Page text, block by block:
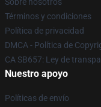
Términos y condiciones
Política de privacidad
DMCA - Política de
CA SB657: Ley de
Nuestro apoyo
Políticas de envío